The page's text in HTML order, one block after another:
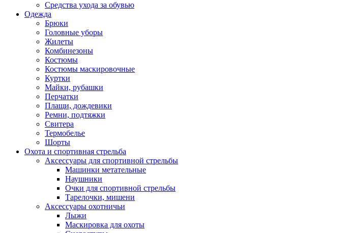
Средства ухода за обувью
Одежда
Брюки
Головные уборы
Жилеты
Комбинезоны
Костюмы
Костюмы маскировочные
Куртки
Майки, рубашки
Перчатки
Плащи, дождевики
Ремни, подтяжки
Свитера
Термобелье
Шорты
Охота и спортивная стрельба
Аксессуары для спортивной стрельбы
Машинки метательные
Наушники
Очки для спортивной стрельбы
Тарелочки, мишени
Аксессуары охотничьи
Лыжи
Маскировка для охоты